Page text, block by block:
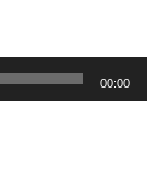
00:00